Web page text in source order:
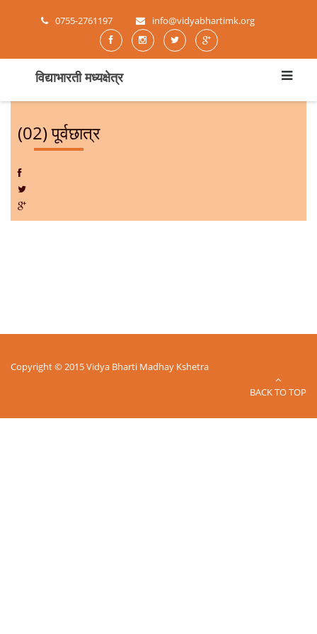
0755-2761197 info@vidyabhartimk.org
विद्याभारती मध्यक्षेत्र
(02) पूर्वछात्र
Copyright © 2015 Vidya Bharti Madhay Kshetra
BACK TO TOP